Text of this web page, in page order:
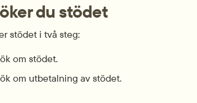
du stödet
stödet i två steg:
om stödet.
om utbetalning av stödet.